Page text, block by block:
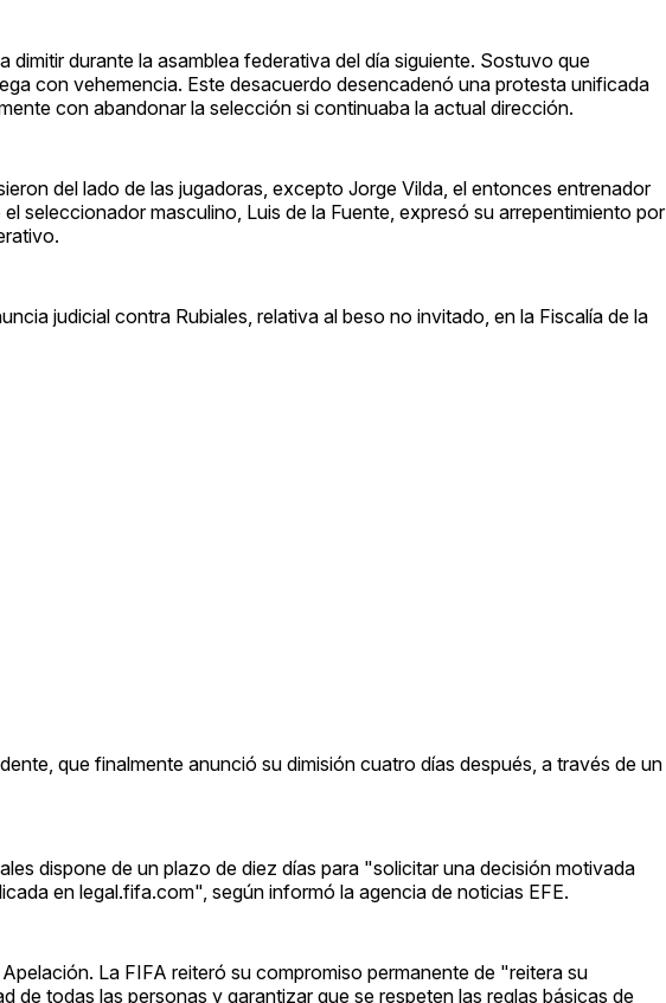
dimitir durante la asamblea federativa del día siguiente. Sostuvo que
con vehemencia. Este desacuerdo desencadenó una protesta unificada
con abandonar la selección si continuaba la actual dirección.
del lado de las jugadoras, excepto Jorge Vilda, el entonces entrenador
seleccionador masculino, Luis de la Fuente, expresó su arrepentimiento por
judicial contra Rubiales, relativa al beso no invitado, en la Fiscalía de la
que finalmente anunció su dimisión cuatro días después, a través de un
dispone de un plazo de diez días para "solicitar una decisión motivada
en legal.fifa.com", según informó la agencia de noticias EFE.
La FIFA reiteró su compromiso permanente de "reitera su
de todas las personas y garantizar que se respeten las reglas básicas de